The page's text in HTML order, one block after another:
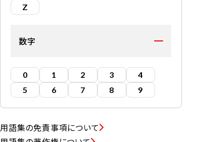
Z
数字
0 1 2 3
4
5
6 7 8 9
用語集の免責事項について